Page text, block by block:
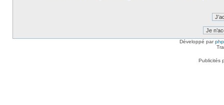
Développé par
Publicités